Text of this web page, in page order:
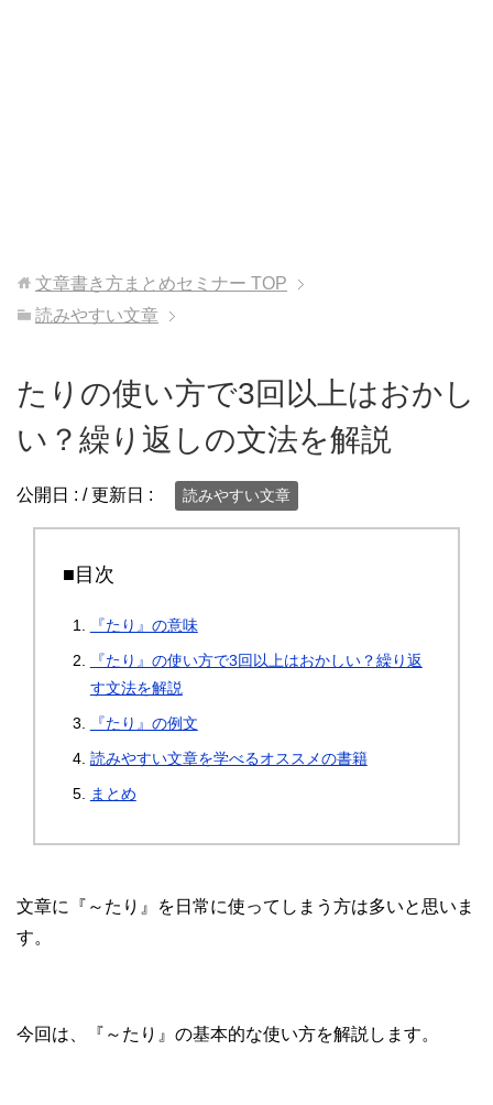
文章書き方まとめセミナー TOP
読みやすい文章
たりの使い方で3回以上はおかし
い？繰り返しの文法を解説
公開日 : / 更新日 : 読みやすい文章
■目次
『たり』の意味
『たり』の使い方で3回以上はおかしい？繰り返
す文法を解説
『たり』の例文
読みやすい文章を学べるオススメの書籍
まとめ
文章に『～たり』を日常に使ってしまう方は多いと思いま
す。
今回は、『～たり』の基本的な使い方を解説します。